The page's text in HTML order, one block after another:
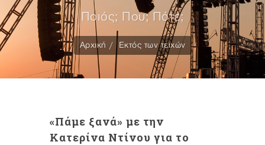
Ποιός; Που; Πότε;
Αρχική Εκτός των τειχών
«Πάμε ξανά» με την
Κατερίνα Ντίνου για το